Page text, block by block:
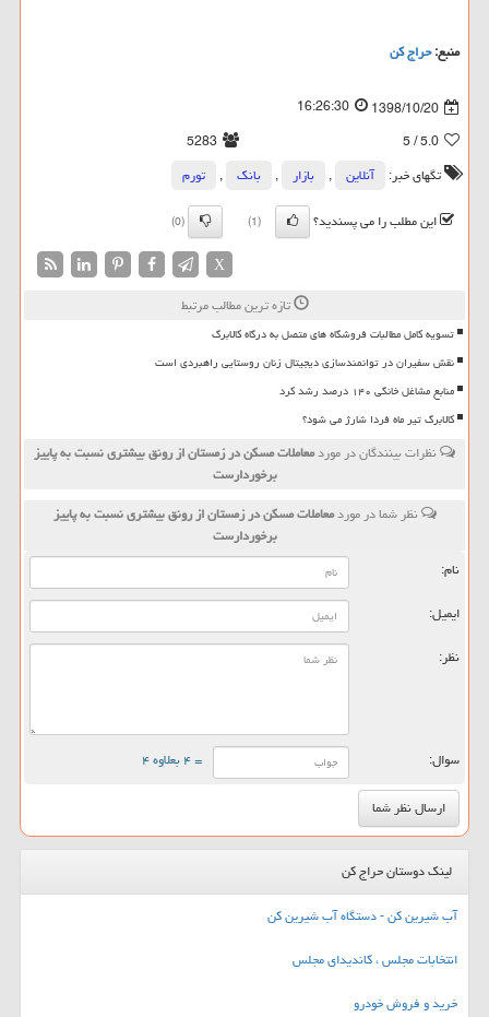
منبع:حراج كن
1398/10/20
16:26:30
5.0
/ 5
5283
تگهای خبر:
آنلاین , بازار , بانك ,
تورم
این مطلب را می پسندید؟
(1)
(0)
X
تازه ترین مطالب مرتبط
تسویه کامل مطالبات فروشگاه های متصل به درگاه کالابرگ
نقش سفیران در توانمندسازی دیجیتال زنان روستایی راهبردی است
منابع مشاغل خانگی ۱۴۰ درصد رشد کرد
کالابرگ تیر ماه فردا شارژ می شود؟
نظرات بینندگان در موردمعاملات مسكن در زمستان از رونق بیشتری نسبت به پاییز
برخوردارست
نظر شما در موردمعاملات مسكن در زمستان از رونق بیشتری نسبت به پاییز
برخوردارست
نام:
ایمیل:
نظر:
سوال: = ۴ بعلاوه ۴
لینک دوستان حراج کن
آب شیرین کن - دستگاه آب شیرین کن
انتخابات مجلس ، کاندیدای مجلس
خرید و فروش خودرو